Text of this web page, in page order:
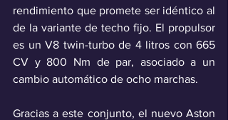
rendimiento que promete ser idéntico al
de la variante de techo fijo. El propulsor
es un V8 twin-turbo de 4 litros con 665
CV y 800 Nm de par, asociado a un
cambio automático de ocho marchas.
Gracias a este conjunto, el nuevo Aston